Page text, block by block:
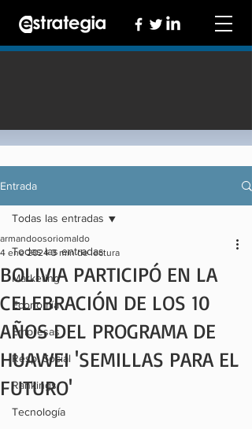
Entrada
Todas las entradas
Marketing
Economía
Empresas
Resp. Social
Rankings
Tecnología
Todas las entradas
BOLIVIA PARTICIPÓ EN LA
CELEBRACIÓN DE LOS 10
AÑOS DEL PROGRAMA DE
HUAWEI 'SEMILLAS PARA EL
FUTURO'
armandoosoriomaldo
4 ene 2024 3 min de lectura